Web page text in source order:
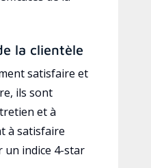
la clientèle
satisfaire et
ils sont
et à
à satisfaire
un indice 4-star